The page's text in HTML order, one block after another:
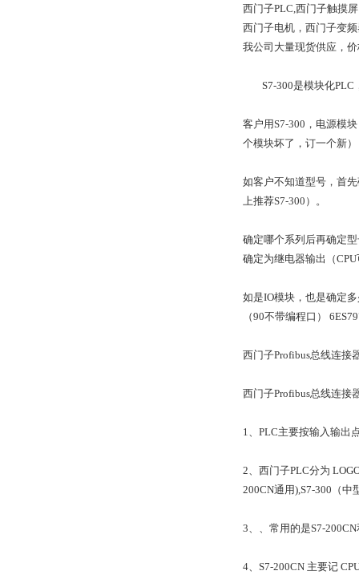
西门子PLC,西门子触摸
西门子电机，西门子变
我公司大量现货供应，
S7-300是模块化
客户用S7-300，电源模
个模块坏了，订一个新
如客户不知道型号，首
上推荐S7-300）。
确定哪个系列后再确定
确定为继电器输出（
如是IO模块，也是确定
（90不带编程口）
西门子Profibus总线连接
西门子Profibus总线连接
1、PLC主要按输入输出
2、西门子PLC分为
200CN通用),S7-300（中
3、、常用的是S7-200CN
4、S7-200CN 主要记